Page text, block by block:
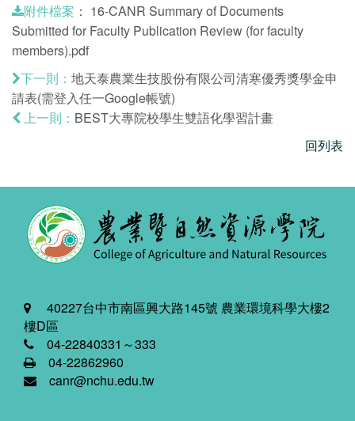
附件檔案 ： 16-CANR Summary of Documents
Submitted for Faculty Publication Review (for faculty
members).pdf
下一則： 地天泰農業生技股份有限公司清寒優秀獎學金申
請表(需登入任一Google帳號)
上一則： BEST大專院校學生雙語化學習計畫
回列表
40227台中市南區興大路145號 農業環境科學大樓2
樓D區
04-22840331～333
04-22862960
canr@nchu.edu.tw